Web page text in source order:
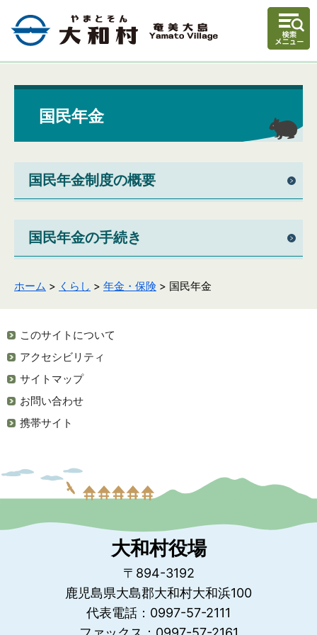
国民年金
国民年金制度の概要
国民年金の手続き
ホーム > くらし > 年金・保険 > 国民年金
このサイトについて
アクセシビリティ
サイトマップ
お問い合わせ
携帯サイト
大和村役場
〒894-3192
鹿児島県大島郡大和村大和浜100
代表電話：0997-57-2111